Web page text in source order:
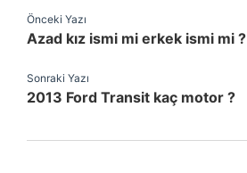
Önceki Yazı
Azad kız ismi mi erkek ismi mi ?
Sonraki Yazı
2013 Ford Transit kaç motor ?